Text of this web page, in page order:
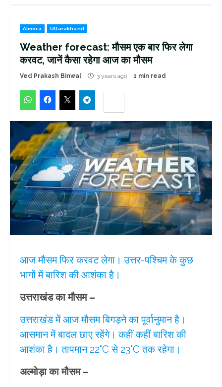
Almora Uttarakhand
Weather forecast: मौसम एक बार फिर लेगा
करवट, जानें कैसा रहेगा आज का मौसम
Ved Prakash Binwal 3 years ago 1 min read
आज मौसम फिर करवट लेगा। उत्तर-पश्चिम के कुछ
भागों में बारिश की आशंका है।
उत्तराखंड का मौसम –
उत्तराखंड में आज मौसम बिगड़ने का पूर्वानुमान है।
आसमान में बादल छाए रहेंगे। कहीं कहीं बारिश की
आशंका है। तापमान 22°C से 23°C तक रहेगा।
अल्मोड़ा का मौसम –